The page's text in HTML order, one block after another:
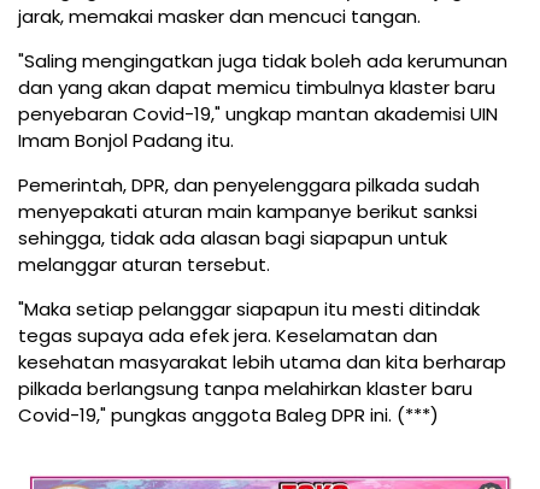
jarak, memakai masker dan mencuci tangan.
"Saling mengingatkan juga tidak boleh ada kerumunan
dan yang akan dapat memicu timbulnya klaster baru
penyebaran Covid-19," ungkap mantan akademisi UIN
Imam Bonjol Padang itu.
Pemerintah, DPR, dan penyelenggara pilkada sudah
menyepakati aturan main kampanye berikut sanksi
sehingga, tidak ada alasan bagi siapapun untuk
melanggar aturan tersebut.
"Maka setiap pelanggar siapapun itu mesti ditindak
tegas supaya ada efek jera. Keselamatan dan
kesehatan masyarakat lebih utama dan kita berharap
pilkada berlangsung tanpa melahirkan klaster baru
Covid-19," pungkas anggota Baleg DPR ini. (***)